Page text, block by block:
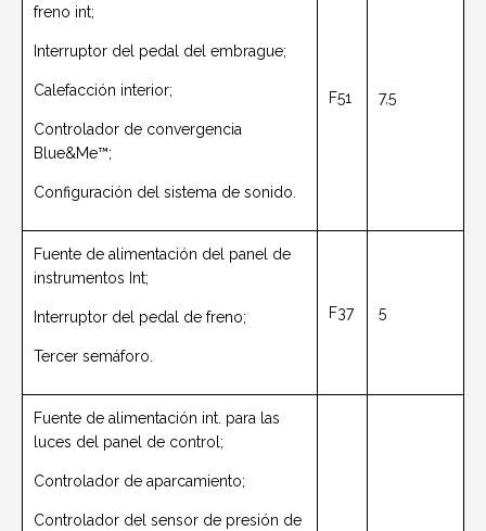
freno int;
Interruptor del pedal del embrague;
Calefacción interior;
Controlador de convergencia
Blue&Me™;
Configuración del sistema de sonido.
F51 7,5
Fuente de alimentación del panel de
instrumentos Int;
Interruptor del pedal de freno;
Tercer semáforo.
F37 5
Fuente de alimentación int. para las
luces del panel de control;
Controlador de aparcamiento;
Controlador del sensor de presión de